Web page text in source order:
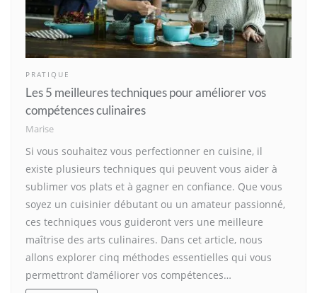
PRATIQUE
Les 5 meilleures techniques pour améliorer vos
compétences culinaires
Marise
Si vous souhaitez vous perfectionner en cuisine, il
existe plusieurs techniques qui peuvent vous aider à
sublimer vos plats et à gagner en confiance. Que vous
soyez un cuisinier débutant ou un amateur passionné,
ces techniques vous guideront vers une meilleure
maîtrise des arts culinaires. Dans cet article, nous
allons explorer cinq méthodes essentielles qui vous
permettront d’améliorer vos compétences…